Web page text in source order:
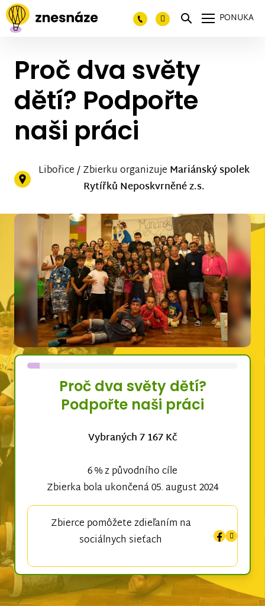
PONUKA
Proč dva světy
dětí? Podpořte
naši práci
Libořice / Zbierku organizuje Mariánský spolek
Rytířků Neposkvrněné z.s.
Proč dva světy dětí?
Podpořte naši práci
Vybraných 7 167 Kč
6 % z původního cíle
Zbierka bola ukončená 05. august 2024
Zbierce pomôžete zdieľaním na
sociálnych sieťach